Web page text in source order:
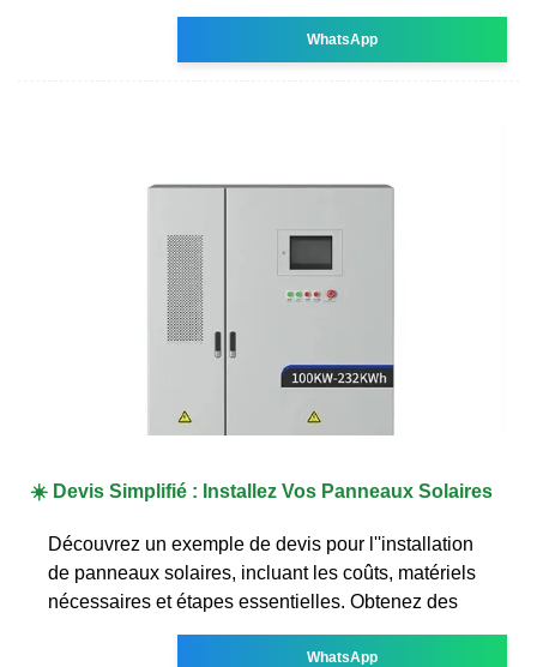
WhatsApp
☀️ Devis Simplifié : Installez Vos Panneaux Solaires
Découvrez un exemple de devis pour l''installation
de panneaux solaires, incluant les coûts, matériels
nécessaires et étapes essentielles. Obtenez des
WhatsApp